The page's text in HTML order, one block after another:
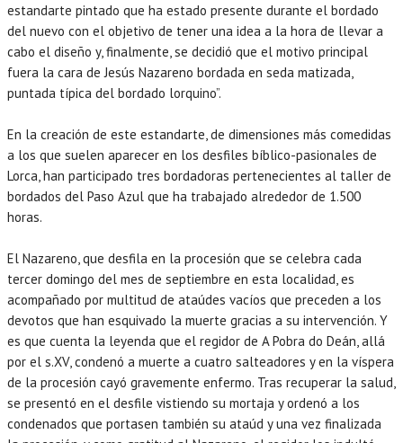
estandarte pintado que ha estado presente durante el bordado
del nuevo con el objetivo de tener una idea a la hora de llevar a
cabo el diseño y, finalmente, se decidió que el motivo principal
fuera la cara de Jesús Nazareno bordada en seda matizada,
puntada típica del bordado lorquino”.
En la creación de este estandarte, de dimensiones más comedidas
a los que suelen aparecer en los desfiles bíblico-pasionales de
Lorca, han participado tres bordadoras pertenecientes al taller de
bordados del Paso Azul que ha trabajado alrededor de 1.500
horas.
El Nazareno, que desfila en la procesión que se celebra cada
tercer domingo del mes de septiembre en esta localidad, es
acompañado por multitud de ataúdes vacíos que preceden a los
devotos que han esquivado la muerte gracias a su intervención. Y
es que cuenta la leyenda que el regidor de A Pobra do Deán, allá
por el s.XV, condenó a muerte a cuatro salteadores y en la víspera
de la procesión cayó gravemente enfermo. Tras recuperar la salud,
se presentó en el desfile vistiendo su mortaja y ordenó a los
condenados que portasen también su ataúd y una vez finalizada